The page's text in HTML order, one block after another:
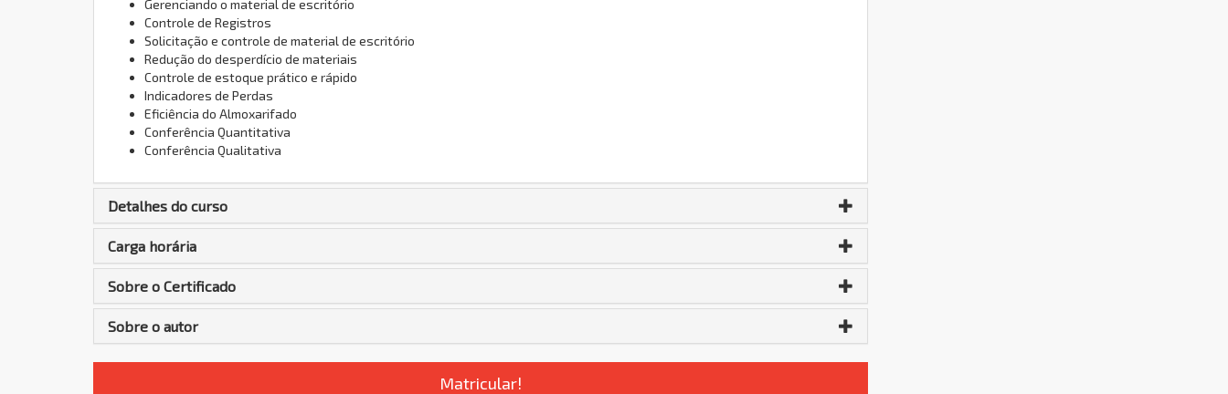
Gerenciando o material de escritório
Controle de Registros
Solicitação e controle de material de escritório
Redução do desperdício de materiais
Controle de estoque prático e rápido
Indicadores de Perdas
Eficiência do Almoxarifado
Conferência Quantitativa
Conferência Qualitativa
Detalhes do curso
Carga horária
Sobre o Certificado
Sobre o autor
Matricular!